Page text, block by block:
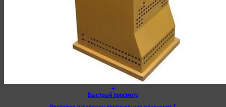
+
Быстрый просмотр